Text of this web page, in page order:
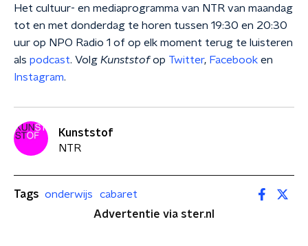
Het cultuur- en mediaprogramma van NTR van maandag
tot en met donderdag te horen tussen 19:30 en 20:30
uur op NPO Radio 1 of op elk moment terug te luisteren
als podcast. Volg Kunststofop Twitter, Facebook en
Instagram.
Kunststof
NTR
Tags onderwijs
cabaret
Advertentie via ster.nl